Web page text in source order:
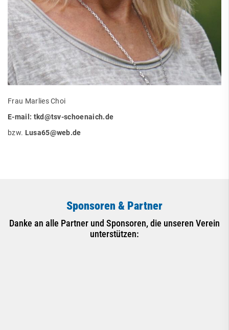
Frau Marlies Choi
E-mail: tkd@tsv-schoenaich.de
bzw. Lusa65@web.de
Sponsoren & Partner
Danke an alle Partner und Sponsoren, die unseren Verein
unterstützen: